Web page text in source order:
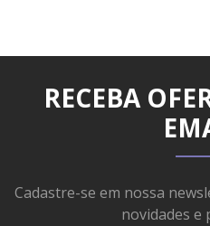
RECEBA
Cadastre-se em nossa
novidades e